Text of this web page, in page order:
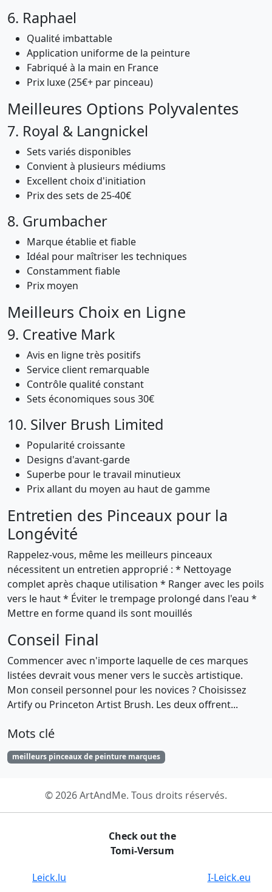
6. Raphael
Qualité imbattable
Application uniforme de la peinture
Fabriqué à la main en France
Prix luxe (25€+ par pinceau)
Meilleures Options Polyvalentes
7. Royal & Langnickel
Sets variés disponibles
Convient à plusieurs médiums
Excellent choix d'initiation
Prix des sets de 25-40€
8. Grumbacher
Marque établie et fiable
Idéal pour maîtriser les techniques
Constamment fiable
Prix moyen
Meilleurs Choix en Ligne
9. Creative Mark
Avis en ligne très positifs
Service client remarquable
Contrôle qualité constant
Sets économiques sous 30€
10. Silver Brush Limited
Popularité croissante
Designs d'avant-garde
Superbe pour le travail minutieux
Prix allant du moyen au haut de gamme
Entretien des Pinceaux pour la
Longévité
Rappelez-vous, même les meilleurs pinceaux
nécessitent un entretien approprié : * Nettoyage
complet après chaque utilisation * Ranger avec les poils
vers le haut * Éviter le trempage prolongé dans l'eau *
Mettre en forme quand ils sont mouillés
Conseil Final
Commencer avec n'importe laquelle de ces marques
listées devrait vous mener vers le succès artistique.
Mon conseil personnel pour les novices ? Choisissez
Artify ou Princeton Artist Brush. Les deux offrent...
Mots clé
meilleurs pinceaux de peinture marques
© 2026 ArtAndMe. Tous droits réservés.
Check out the
Tomi-Versum
Leick.lu
I-Leick.eu